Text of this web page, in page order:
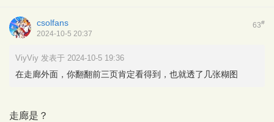
63#
csolfans
2024-10-5 20:37
ViyViy 发表于 2024-10-5 19:36
在走廊外面，你翻翻前三页肯定看得到，也就透了几张糊图
走廊是？